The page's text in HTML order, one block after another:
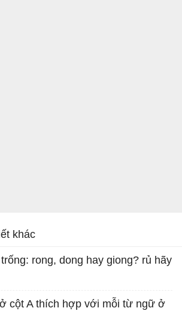
khác
rong, dong hay giong? rủ hãy
cột A thích hợp với mỗi từ ngữ ở